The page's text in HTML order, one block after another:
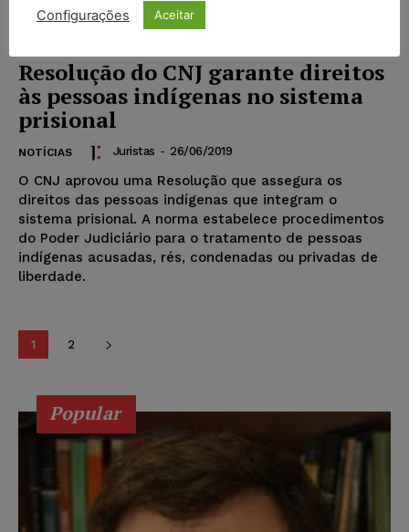
Resolução do CNJ garante direitos
às pessoas indígenas no sistema
prisional
NOTÍCIAS Juristas - 26/06/2019
O CNJ aprovou uma Resolução que assegura os
direitos das pessoas indígenas que integram o
sistema prisional. A norma estabelece procedimentos
do Poder Judiciário para o tratamento de pessoas
indígenas acusadas, rés, condenadas ou privadas de
liberdade.
1 2
Popular
Configurações Aceitar